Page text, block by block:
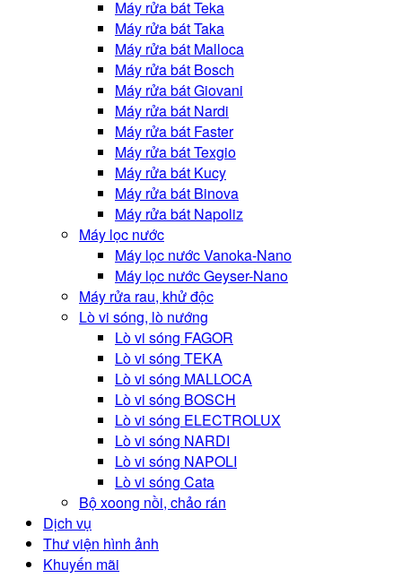
Máy rửa bát Teka
Máy rửa bát Taka
Máy rửa bát Malloca
Máy rửa bát Bosch
Máy rửa bát Giovani
Máy rửa bát Nardi
Máy rửa bát Faster
Máy rửa bát Texgio
Máy rửa bát Kucy
Máy rửa bát Binova
Máy rửa bát Napoliz
Máy lọc nước
Máy lọc nước Vanoka-Nano
Máy lọc nước Geyser-Nano
Máy rửa rau, khử độc
Lò vi sóng, lò nướng
Lò vi sóng FAGOR
Lò vi sóng TEKA
Lò vi sóng MALLOCA
Lò vi sóng BOSCH
Lò vi sóng ELECTROLUX
Lò vi sóng NARDI
Lò vi sóng NAPOLI
Lò vi sóng Cata
Bộ xoong nồi, chảo rán
Dịch vụ
Thư viện hình ảnh
Khuyến mãi